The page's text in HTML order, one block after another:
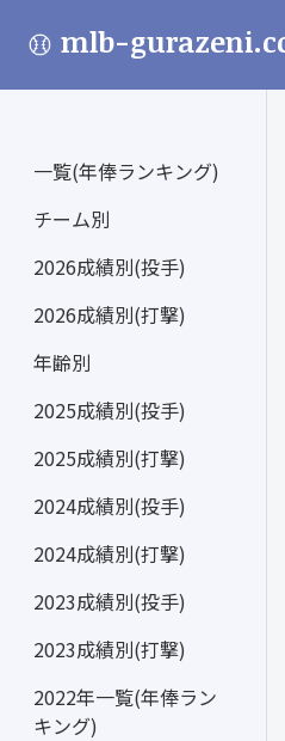
mlb-
一覧(年俸ランキング)
チーム別
2026成績別(投手)
2026成績別(打撃)
年齢別
2025成績別(投手)
2025成績別(打撃)
2024成績別(投手)
2024成績別(打撃)
2023成績別(投手)
2023成績別(打撃)
2022年一覧(年俸ラン
キング)